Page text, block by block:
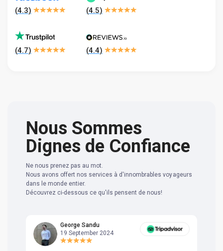
(4.3) (4.5)
(4.7) (4.4)
Nous Sommes
Dignes de Confiance
Ne nous prenez pas au mot.
Nous avons offert nos services à d'innombrables voyageurs
dans le monde entier.
Découvrez ci-dessous ce qu'ils pensent de nous!
George Sandu
19 September 2024